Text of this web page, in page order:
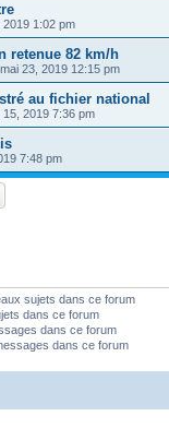
2019 1:02 pm
retenue 82 km/h
23, 2019 12:15 pm
au fichier national
15, 2019 7:36 pm
7:48 pm
sujets dans ce forum
dans ce forum
dans ce forum
dans ce forum